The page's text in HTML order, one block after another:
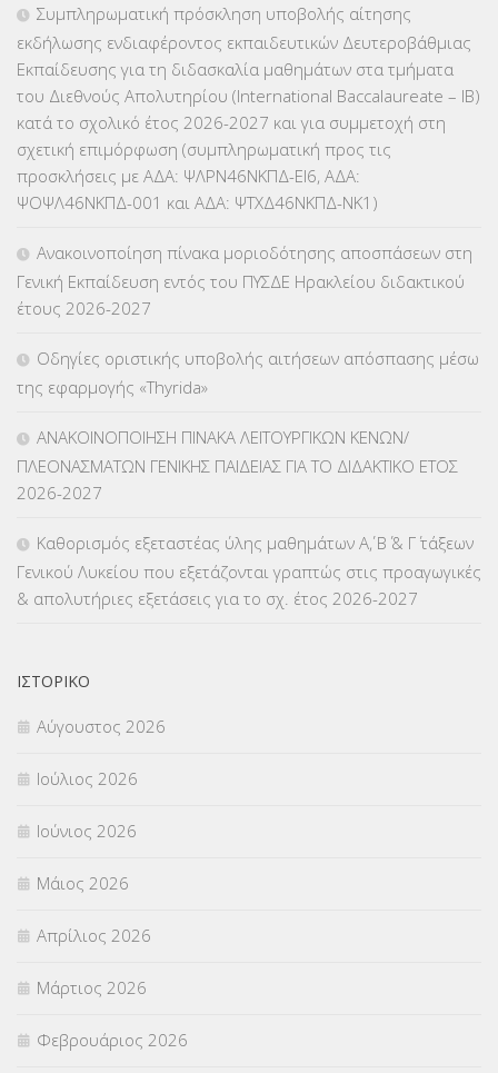
Συμπληρωματική πρόσκληση υποβολής αίτησης
εκδήλωσης ενδιαφέροντος εκπαιδευτικών Δευτεροβάθμιας
Εκπαίδευσης για τη διδασκαλία μαθημάτων στα τμήματα
του Διεθνούς Απολυτηρίου (International Baccalaureate – IB)
κατά το σχολικό έτος 2026-2027 και για συμμετοχή στη
σχετική επιμόρφωση (συμπληρωματική προς τις
προσκλήσεις με ΑΔΑ: ΨΛΡΝ46ΝΚΠΔ-ΕΙ6, ΑΔΑ:
ΨΟΨΛ46ΝΚΠΔ-001 και ΑΔΑ: ΨΤΧΔ46ΝΚΠΔ-ΝΚ1)
Ανακοινοποίηση πίνακα μοριοδότησης αποσπάσεων στη
Γενική Εκπαίδευση εντός του ΠΥΣΔΕ Ηρακλείου διδακτικού
έτους 2026-2027
Οδηγίες οριστικής υποβολής αιτήσεων απόσπασης μέσω
της εφαρμογής «Thyrida»
ΑΝΑΚΟΙΝΟΠΟΙΗΣΗ ΠΙΝΑΚΑ ΛΕΙΤΟΥΡΓΙΚΩΝ ΚΕΝΩΝ/
ΠΛΕΟΝΑΣΜΑΤΩΝ ΓΕΝΙΚΗΣ ΠΑΙΔΕΙΑΣ ΓΙΑ ΤΟ ΔΙΔΑΚΤΙΚΟ ΕΤΟΣ
2026-2027
Καθορισμός εξεταστέας ύλης μαθημάτων Α΄, Β΄ & Γ΄ τάξεων
Γενικού Λυκείου που εξετάζονται γραπτώς στις προαγωγικές
& απολυτήριες εξετάσεις για το σχ. έτος 2026-2027
ΙΣΤΟΡΙΚΌ
Αύγουστος 2026
Ιούλιος 2026
Ιούνιος 2026
Μάιος 2026
Απρίλιος 2026
Μάρτιος 2026
Φεβρουάριος 2026